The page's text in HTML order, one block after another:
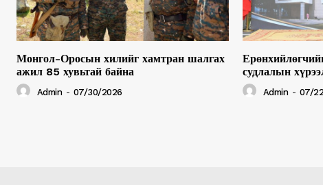
Монгол-Оросын хилийг хамтран шалгах
ажил 85 хувьтай байна
Admin - 07/30/2026
судлалын
Admin - 07/